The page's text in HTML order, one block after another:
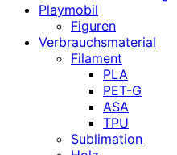
Playmobil
Figuren
Verbrauchsmaterial
Filament
PLA
PET-G
ASA
TPU
Sublimation